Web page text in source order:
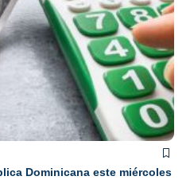
Dominicana este miércoles